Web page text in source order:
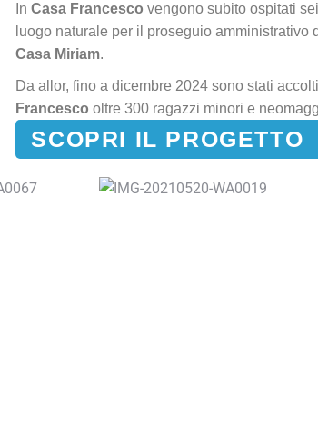
InCasa Francesco vengono subito ospitati
luogo naturale per il proseguio
Casa Miriam.
Da allor, fino a dicembre 2024 sono stati
Francesco oltre 300 ragazzi minori e
SCOPRI IL PROGETTO